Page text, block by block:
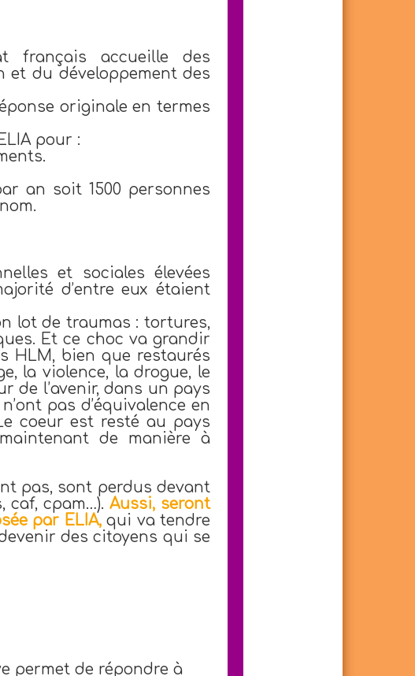
français accueille des
et du développement des
originale en termes
pour :
an soit 1500 personnes
et sociales élevées
d’entre eux étaient
lot de traumas : tortures,
Et ce choc va grandir
HLM, bien que restaurés
la violence, la drogue, le
de l’avenir, dans un pays
pas d’équivalence en
coeur est resté au pays
de manière à
pas, sont perdus devant
caf, cpam…).Aussi, seront
par ELIA,qui va tendre
des citoyens qui se
permet de répondre à